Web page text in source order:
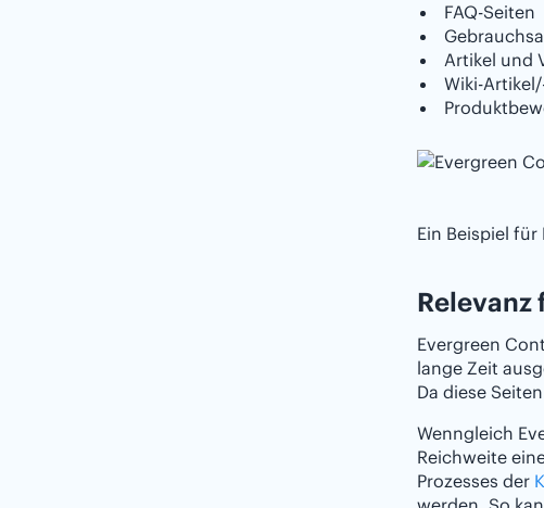
FAQ-Seiten
Artikel und
Wiki-
Ein Beispiel
Relevanz
Evergreen
lange Zeit
Da diese
Wenngleich
Reichweite
Prozesses der